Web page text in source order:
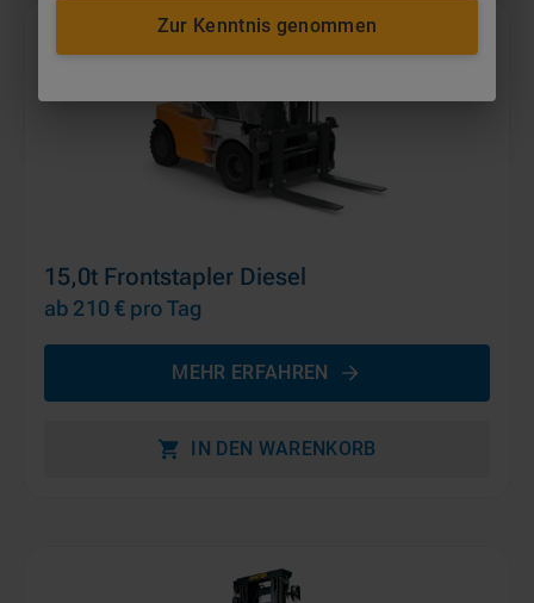
15,0t Frontstapler Diesel
ab 210 € pro Tag
MEHR ERFAHREN
IN DEN WARENKORB
Zur Kenntnis genommen